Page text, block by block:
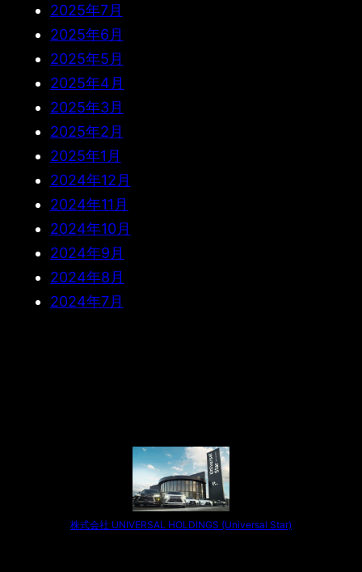
2025年7月
2025年6月
2025年5月
2025年4月
2025年3月
2025年2月
2025年1月
2024年12月
2024年11月
2024年10月
2024年9月
2024年8月
2024年7月
株式会社 UNIVERSAL HOLDINGS (Universal Star)